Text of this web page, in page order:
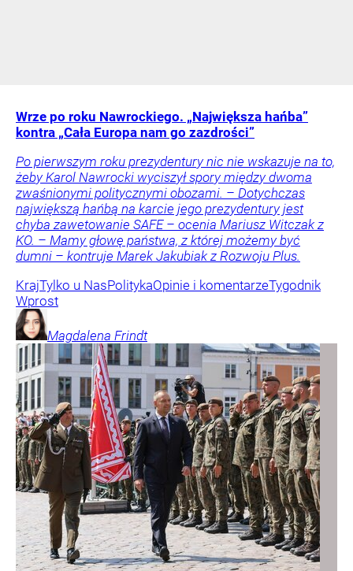
Wrze po roku Nawrockiego. „Największa hańba”
kontra „Cała Europa nam go zazdrości”
Po pierwszym roku prezydentury nic nie wskazuje na to,
żeby Karol Nawrocki wyciszył spory między dwoma
zwaśnionymi politycznymi obozami. – Dotychczas
największą hańbą na karcie jego prezydentury jest
chyba zawetowanie SAFE – ocenia Mariusz Witczak z
KO. – Mamy głowę państwa, z której możemy być
dumni – kontruje Marek Jakubiak z Rozwoju Plus.
KrajTylko u NasPolitykaOpinie i komentarzeTygodnik
Wprost
Magdalena Frindt